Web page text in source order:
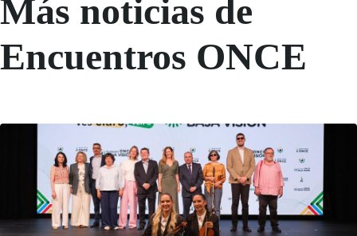
Más noticias de
Encuentros ONCE